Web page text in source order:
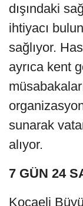
dışındaki
ihtiyacı
sağlıyor.
ayrıca kent
sunarak
alıyor.
7 GÜN 24
Kocaeli